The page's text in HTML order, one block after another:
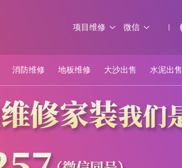
项目维修 微信
消防维修 地板维修 大沙出售 水泥出售